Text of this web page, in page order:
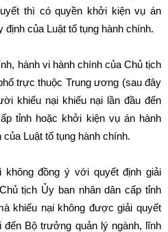
thì có quyền khởi kiện vụ án
định của Luật tố tụng hành chính.
hành vi hành chính của Chủ tịch
trực thuộc Trung ương (sau đây
khiếu nại khiếu nại lần đầu đến
tỉnh hoặc khởi kiện vụ án hành
Luật tố tụng hành chính.
đồng ý với quyết định giải
tịch Ủy ban nhân dân cấp tỉnh
khiếu nại không được giải quyết
đến Bộ trưởng quản lý ngành, lĩnh